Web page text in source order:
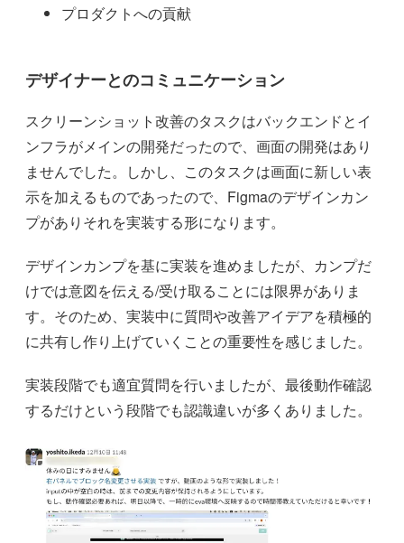
プロダクトへの貢献
デザイナーとのコミュニケーション
スクリーンショット改善のタスクはバックエンドとイ
ンフラがメインの開発だったので、画面の開発はあり
ませんでした。しかし、このタスクは画面に新しい表
示を加えるものであったので、Figmaのデザインカン
プがありそれを実装する形になります。
デザインカンプを基に実装を進めましたが、カンプだ
けでは意図を伝える/受け取ることには限界がありま
す。そのため、実装中に質問や改善アイデアを積極的
に共有し作り上げていくことの重要性を感じました。
実装段階でも適宜質問を行いましたが、最後動作確認
するだけという段階でも認識違いが多くありました。